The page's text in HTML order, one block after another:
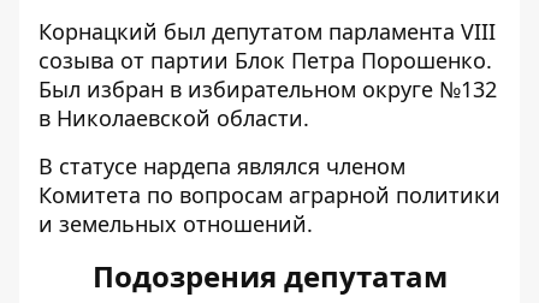
Корнацкий был депутатом парламента VIII
созыва от партии Блок Петра Порошенко.
Был избран в избирательном округе №132
в Николаевской области.
В статусе нардепа являлся членом
Комитета по вопросам аграрной политики
и земельных отношений.
Подозрения депутатам